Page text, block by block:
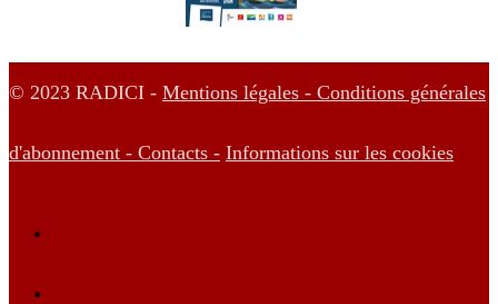
© 2023 RADICI - Mentions légales - Conditions générales
d'abonnement - Contacts - Informations sur les cookies